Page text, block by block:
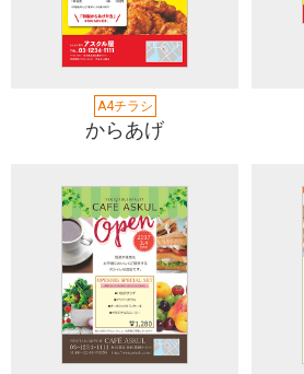
A4チラシ
からあげ